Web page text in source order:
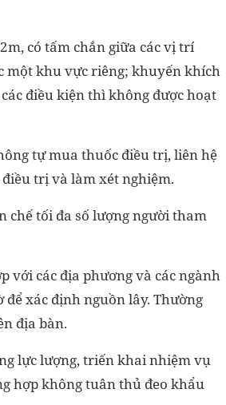
có tấm chắn giữa các vị trí
một khu vực riêng; khuyến khích
điều kiện thì không được hoạt
tự mua thuốc điều trị, liên hệ
trị và làm xét nghiệm.
chế tối đa số lượng người tham
với các địa phương và các ngành
xác định nguồn lây. Thường
địa bàn.
lực lượng, triến khai nhiệm vụ
hợp không tuân thủ đeo khẩu